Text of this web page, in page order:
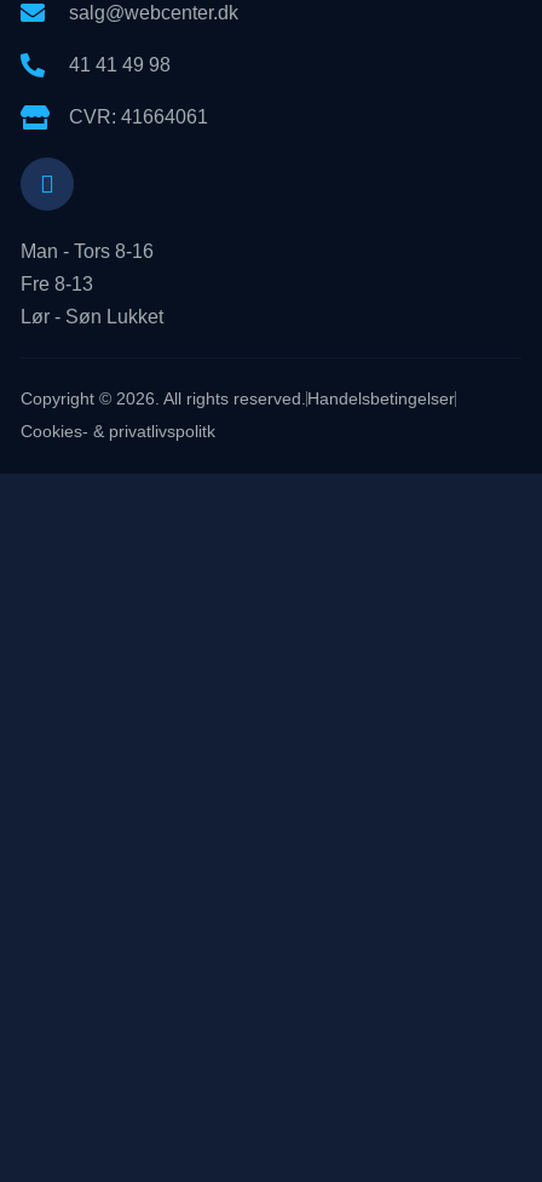
salg@webcenter.dk
41 41 49 98
CVR: 41664061
Man - Tors 8-16
Fre 8-13
Lør - Søn Lukket
Copyright © 2026. All rights reserved.Handelsbetingelser
Cookies- & privatlivspolitk